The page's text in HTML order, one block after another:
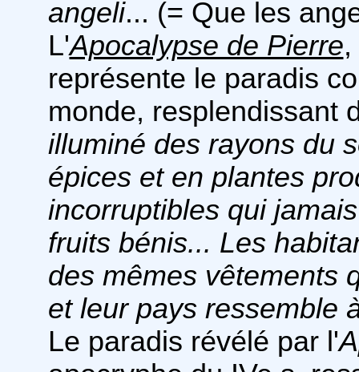
angeli... (= Que les
L'Apocalypse de Pierre
représente le paradis
monde, resplendissant
illuminé des rayons du
épices et en plantes
incorruptibles qui
fruits bénis... Les
des mêmes vêtements
et leur pays ressemble
Le paradis révélé par l'